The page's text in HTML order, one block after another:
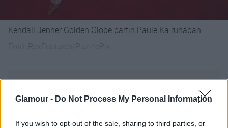
Glamour - Do Not Process My Personal Information
If you wish to opt-out of the sale, sharing to third parties, or
Kendall Jenner Golden Globe partin Paule Ka ruhában